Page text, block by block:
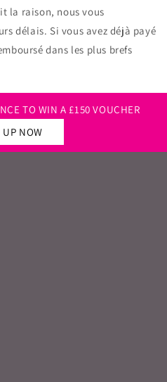
la raison, nous vous
délais. Si vous avez déjà payé
dans les plus brefs
TO WIN A £150 VOUCHER
UP NOW